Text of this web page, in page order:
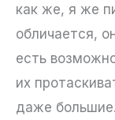
как же, я же
обличается,
есть
их
даже